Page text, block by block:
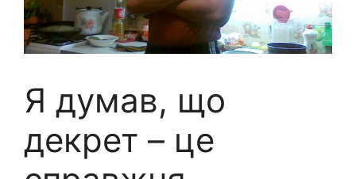
Я думав, що
декрет – це